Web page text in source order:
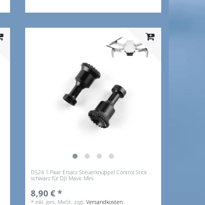
DS24 1 Paar Ersatz Steuerknüppel Control Stick
schwarz für DJI Mavic Mini
8,90 € *
* inkl. ges. MwSt. zzgl.Versandkosten